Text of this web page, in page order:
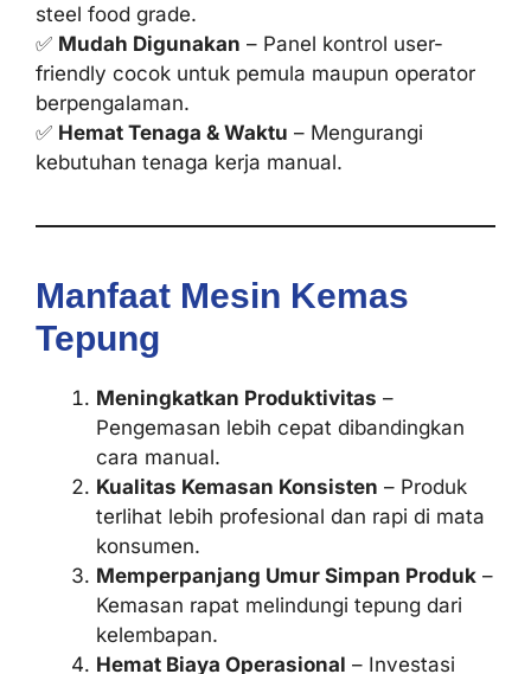
steel food grade.
✅ Mudah Digunakan – Panel kontrol user-
friendly cocok untuk pemula maupun operator
berpengalaman.
✅ Hemat Tenaga & Waktu – Mengurangi
kebutuhan tenaga kerja manual.
Manfaat Mesin Kemas
Tepung
Meningkatkan Produktivitas –
Pengemasan lebih cepat dibandingkan
cara manual.
Kualitas Kemasan Konsisten – Produk
terlihat lebih profesional dan rapi di mata
konsumen.
Memperpanjang Umur Simpan Produk –
Kemasan rapat melindungi tepung dari
kelembapan.
Hemat Biaya Operasional – Investasi